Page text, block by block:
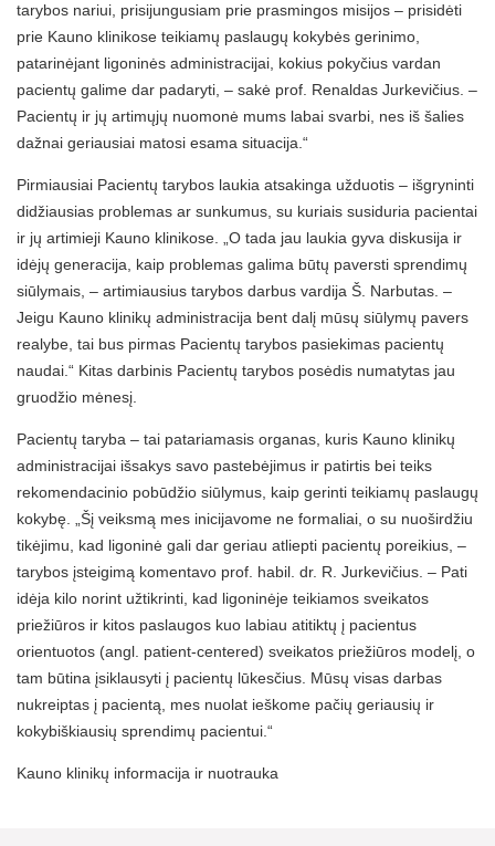
tarybos nariui, prisijungusiam prie prasmingos misijos – prisidėti
prie Kauno klinikose teikiamų paslaugų kokybės gerinimo,
patarinėjant ligoninės administracijai, kokius pokyčius vardan
pacientų galime dar padaryti, – sakė prof. Renaldas Jurkevičius. –
Pacientų ir jų artimųjų nuomonė mums labai svarbi, nes iš šalies
dažnai geriausiai matosi esama situacija.“
Pirmiausiai Pacientų tarybos laukia atsakinga užduotis – išgryninti
didžiausias problemas ar sunkumus, su kuriais susiduria pacientai
ir jų artimieji Kauno klinikose. „O tada jau laukia gyva diskusija ir
idėjų generacija, kaip problemas galima būtų paversti sprendimų
siūlymais, – artimiausius tarybos darbus vardija Š. Narbutas. –
Jeigu Kauno klinikų administracija bent dalį mūsų siūlymų pavers
realybe, tai bus pirmas Pacientų tarybos pasiekimas pacientų
naudai.“ Kitas darbinis Pacientų tarybos posėdis numatytas jau
gruodžio mėnesį.
Pacientų taryba – tai patariamasis organas, kuris Kauno klinikų
administracijai išsakys savo pastebėjimus ir patirtis bei teiks
rekomendacinio pobūdžio siūlymus, kaip gerinti teikiamų paslaugų
kokybę. „Šį veiksmą mes inicijavome ne formaliai, o su nuoširdžiu
tikėjimu, kad ligoninė gali dar geriau atliepti pacientų poreikius, –
tarybos įsteigimą komentavo prof. habil. dr. R. Jurkevičius. – Pati
idėja kilo norint užtikrinti, kad ligoninėje teikiamos sveikatos
priežiūros ir kitos paslaugos kuo labiau atitiktų į pacientus
orientuotos (angl. patient-centered) sveikatos priežiūros modelį, o
tam būtina įsiklausyti į pacientų lūkesčius. Mūsų visas darbas
nukreiptas į pacientą, mes nuolat ieškome pačių geriausių ir
kokybiškiausių sprendimų pacientui.“
Kauno klinikų informacija ir nuotrauka